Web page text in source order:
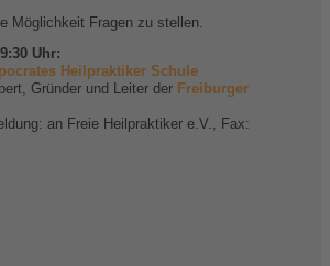
Möglichkeit Fragen zu stellen.
Uhr:
Heilpraktiker Schule
Gründer und Leiter der Freiburger
an Freie Heilpraktiker e.V., Fax: